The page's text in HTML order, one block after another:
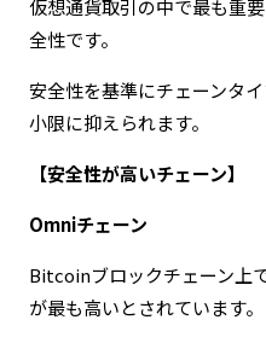
仮想通貨取引の中で最も重
全性です。
安全性を基準にチェーンタ
小限に抑えられます。
【安全性が高いチェーン】
Omniチェーン
Bitcoinブロックチェーン上
が最も高いとされています。